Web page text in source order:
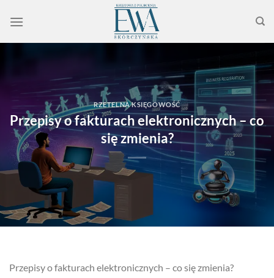
RZETELNA KSIĘGOWOŚĆ
Przepisy o fakturach elektronicznych – co
się zmienia?
Przepisy o fakturach elektronicznych – co się zmienia?